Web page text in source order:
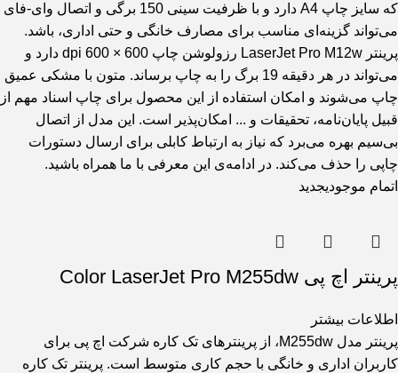
که سایز چاپ A4 دارد و با ظرفیت سینی 150 برگی و اتصال وای-فای
می‌تواند گزینه‌ای مناسب برای مصارف خانگی و حتی اداری، باشد.
پرینتر LaserJet Pro M12w رزولوشن چاپ 600 × 600 dpi دارد و
می‌تواند در هر دقیقه 19 برگ را به چاپ برساند. متون با مشکی عمیق
چاپ می‌شوند و امکان استفاده از این محصول برای چاپ اسناد مهم از
قبیل پایان‌نامه، تحقیقات و ... امکان‌پذیر است. این مدل از اتصال
بی‌سیم بهره می‌برد که نیاز به ارتباط کابلی برای ارسال دستورات
چاپی را حذف می‌کند. در ادامه‌ی این معرفی با ما همراه باشید.
اتمام موجودیجدید
پرینتر اچ پی Color LaserJet Pro M255dw
اطلاعات بیشتر
پرینتر مدل M255dw، از پرینترهای تک کاره شرکت اچ پی برای
کاربران اداری و خانگی با حجم کاری متوسط است. پرینتر تک کاره